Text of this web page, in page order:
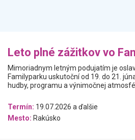
Leto plné zážitkov vo
Mimoriadnym letným podujatím je
Familyparku uskutoční od 19. do 21.
hudby, programu a výnimočnej
Termín: 19.07.2026 a ďalšie
Mesto: Rakúsko